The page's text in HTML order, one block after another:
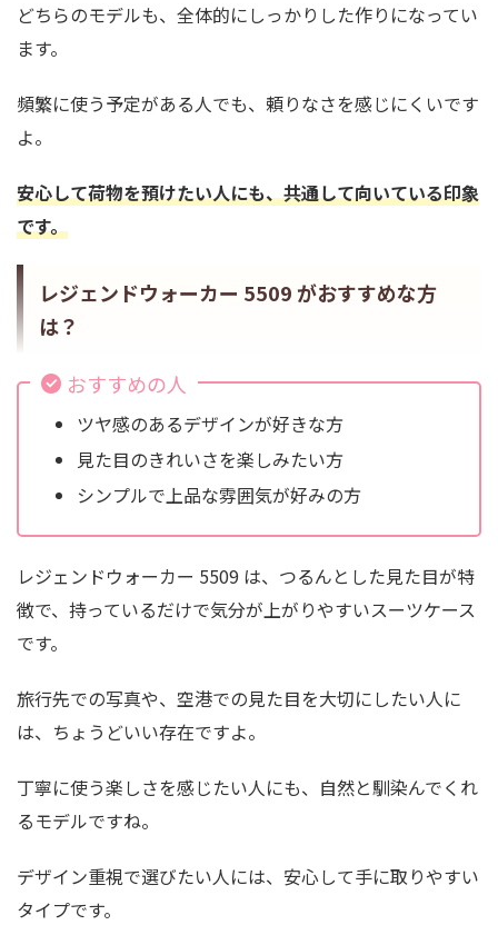
どちらのモデルも、全体的にしっかりした作りになってい
ます。
頻繁に使う予定がある人でも、頼りなさを感じにくいです
よ。
安心して荷物を預けたい人にも、共通して向いている印象
です。
レジェンドウォーカー 5509 がおすすめな方
は？
おすすめの人
ツヤ感のあるデザインが好きな方
見た目のきれいさを楽しみたい方
シンプルで上品な雰囲気が好みの方
レジェンドウォーカー 5509 は、つるんとした見た目が特
徴で、持っているだけで気分が上がりやすいスーツケース
です。
旅行先での写真や、空港での見た目を大切にしたい人に
は、ちょうどいい存在ですよ。
丁寧に使う楽しさを感じたい人にも、自然と馴染んでくれ
るモデルですね。
デザイン重視で選びたい人には、安心して手に取りやすい
タイプです。